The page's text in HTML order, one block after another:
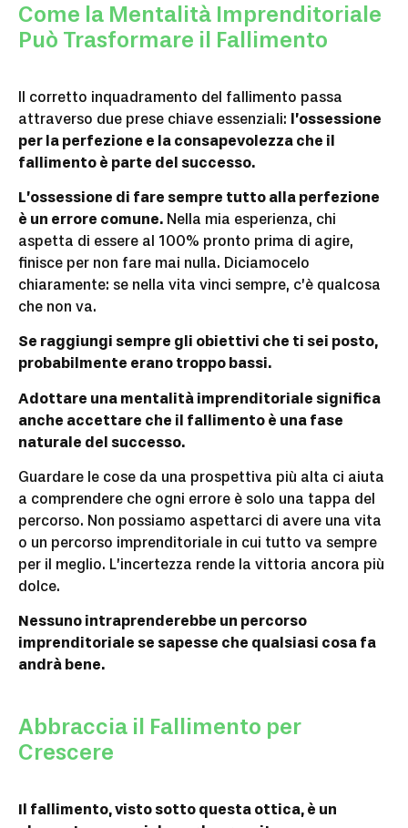
Come la Mentalità Imprenditoriale
Può Trasformare il Fallimento
Il corretto inquadramento del fallimento passa
attraverso due prese chiave essenziali:
l’ossessione
per la perfezione e la consapevolezza che il
fallimento è parte del successo.
L’ossessione di fare sempre tutto alla perfezione
è un errore comune. Nella mia esperienza, chi
aspetta di essere al 100% pronto prima di agire,
finisce per non fare mai nulla. Diciamocelo
chiaramente: se nella vita vinci sempre, c’è qualcosa
che non va.
Se raggiungi sempre gli obiettivi che ti sei posto,
probabilmente erano troppo bassi.
Adottare una mentalità imprenditoriale significa
anche accettare che il fallimento è una fase
naturale del successo.
Guardare le cose da una prospettiva più alta ci aiuta
a comprendere che ogni errore è solo una tappa del
percorso. Non possiamo aspettarci di avere una vita
o un percorso imprenditoriale in cui tutto va sempre
per il meglio. L’incertezza rende la vittoria ancora più
dolce.
Nessuno intraprenderebbe un percorso
imprenditoriale se sapesse che qualsiasi cosa fa
andrà bene.
Abbraccia il Fallimento per
Crescere
Il fallimento, visto sotto questa ottica, è un